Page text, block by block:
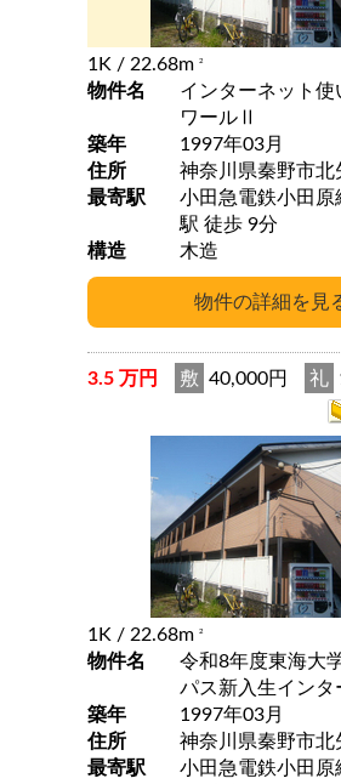
1K / 22.68m 2
物件名
インターネット使
ワールⅡ
築年
1997年03月
住所
神奈川県秦野市北
最寄駅
小田急電鉄小田原
駅 徒歩 9分
構造
木造
3.5 万円 敷 40,000円 礼
1K / 22.68m 2
物件名
令和8年度東海大
パス新入生インタ
築年
1997年03月
住所
神奈川県秦野市北
最寄駅
小田急電鉄小田原